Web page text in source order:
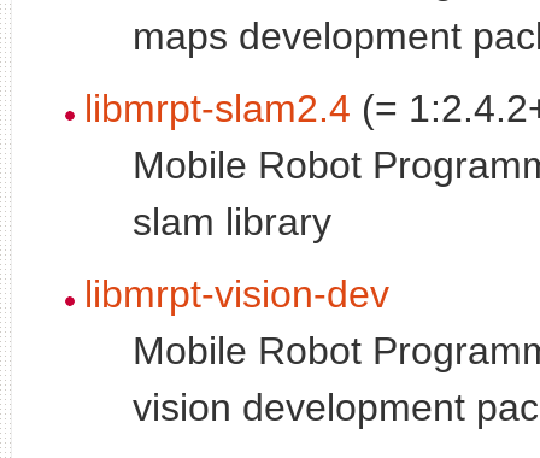
maps development
libmrpt-slam2.4 (=
Mobile Robot
slam library
libmrpt-vision-dev
Mobile Robot
vision development